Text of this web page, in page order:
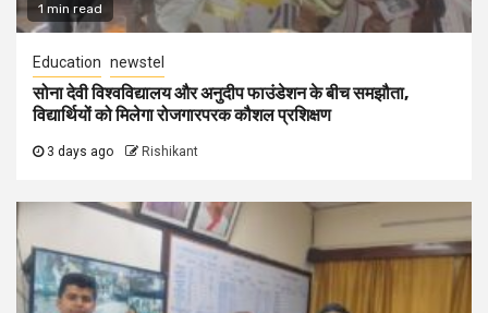
1 min read
Education newstel
सोना देवी विश्वविद्यालय और अनुदीप फाउंडेशन के बीच समझौता,
विद्यार्थियों को मिलेगा रोजगारपरक कौशल प्रशिक्षण
3 days ago Rishikant